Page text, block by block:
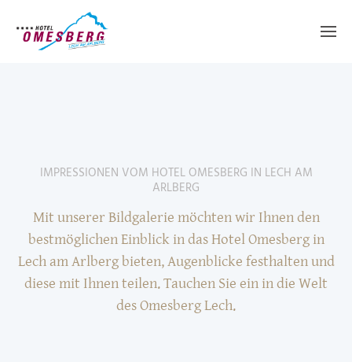
IMPRESSIONEN VOM HOTEL OMESBERG IN LECH AM
ARLBERG
Mit unserer Bildgalerie möchten wir Ihnen den
bestmöglichen Einblick in das Hotel Omesberg in
Lech am Arlberg bieten, Augenblicke festhalten und
diese mit Ihnen teilen. Tauchen Sie ein in die Welt
des Omesberg Lech.